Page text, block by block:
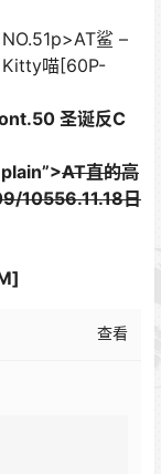
AT鲨 –
Kitty喵[60P-
圣诞反C
AT直的高
10556.11.18日
查看